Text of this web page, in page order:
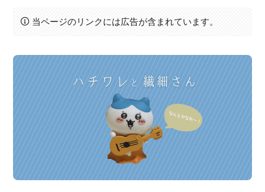
当ページのリンクには広告が含まれています。